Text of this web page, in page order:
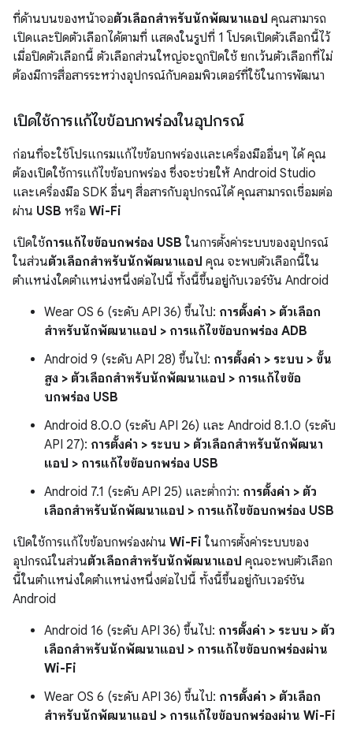
ที่ด้านบนของหน้าจอตัวเลือกสำหรับนักพัฒนาแอป คุณสามารถ
เปิดและปิดตัวเลือกได้ตามที่ แสดงในรูปที่ 1 โปรดเปิดตัวเลือกนี้ไว้
เมื่อปิดตัวเลือกนี้ ตัวเลือกส่วนใหญ่จะถูกปิดใช้ ยกเว้นตัวเลือกที่ไม่
ต้องมีการสื่อสารระหว่างอุปกรณ์กับคอมพิวเตอร์ที่ใช้ในการพัฒนา
เปิดใช้การแก้ไขข้อบกพร่องในอุปกรณ์
ก่อนที่จะใช้โปรแกรมแก้ไขข้อบกพร่องและเครื่องมืออื่นๆ ได้ คุณ
ต้องเปิดใช้การแก้ไขข้อบกพร่อง ซึ่งจะช่วยให้ Android Studio
และเครื่องมือ SDK อื่นๆ สื่อสารกับอุปกรณ์ได้ คุณสามารถเชื่อมต่อ
ผ่าน USB หรือ Wi-Fi
เปิดใช้การแก้ไขข้อบกพร่อง USB ในการตั้งค่าระบบของอุปกรณ์
ในส่วนตัวเลือกสำหรับนักพัฒนาแอป คุณ จะพบตัวเลือกนี้ใน
ตำแหน่งใดตำแหน่งหนึ่งต่อไปนี้ ทั้งนี้ขึ้นอยู่กับเวอร์ชัน Android
Wear OS 6 (ระดับ API 36) ขึ้นไป: การตั้งค่า > ตัวเลือก
สำหรับนักพัฒนาแอป > การแก้ไขข้อบกพร่อง ADB
Android 9 (ระดับ API 28) ขึ้นไป: การตั้งค่า > ระบบ > ขั้น
สูง > ตัวเลือกสำหรับนักพัฒนาแอป > การแก้ไขข้อ
บกพร่อง USB
Android 8.0.0 (ระดับ API 26) และ Android 8.1.0 (ระดับ
API 27): การตั้งค่า > ระบบ > ตัวเลือกสำหรับนักพัฒนา
แอป > การแก้ไขข้อบกพร่อง USB
Android 7.1 (ระดับ API 25) และต่ำกว่า: การตั้งค่า > ตัว
เลือกสำหรับนักพัฒนาแอป > การแก้ไขข้อบกพร่อง USB
เปิดใช้การแก้ไขข้อบกพร่องผ่าน Wi-Fi ในการตั้งค่าระบบของ
อุปกรณ์ในส่วนตัวเลือกสำหรับนักพัฒนาแอป คุณจะพบตัวเลือก
นี้ในตำแหน่งใดตำแหน่งหนึ่งต่อไปนี้ ทั้งนี้ขึ้นอยู่กับเวอร์ชัน
Android
Android 16 (ระดับ API 36) ขึ้นไป: การตั้งค่า > ระบบ > ตัว
เลือกสำหรับนักพัฒนาแอป > การแก้ไขข้อบกพร่องผ่าน
Wi-Fi
Wear OS 6 (ระดับ API 36) ขึ้นไป: การตั้งค่า > ตัวเลือก
สำหรับนักพัฒนาแอป > การแก้ไขข้อบกพร่องผ่าน Wi-Fi